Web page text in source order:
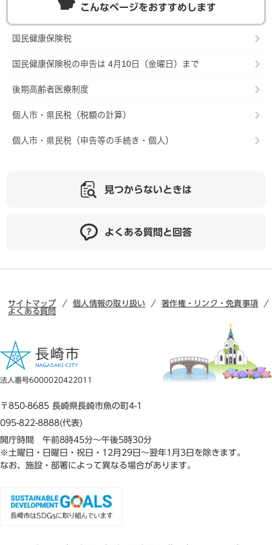
こんなページをおすすめします
国民健康保険税
国民健康保険税の申告は 4月10日（金曜日）まで
後期高齢者医療制度
個人市・県民税（税額の計算）
個人市・県民税（申告等の手続き・個人）
見つからないときは
よくある質問と回答
サイトマップ 個人情報の取り扱い
著作権・リンク・免責事項
よくある質問
法人番号6000020422011
〒850-8685 長崎県長崎市魚の町4-1
095-822-8888(代表)
開庁時間 午前8時45分～午後5時30分
※土曜日・日曜日・祝日・12月29日～翌年1月3日を除きます。
なお、施設・部署によって異なる場合があります。